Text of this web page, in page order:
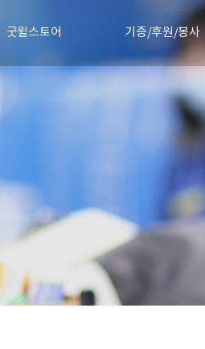
굿윌스토어
CI 소개
조직도
인권 및 윤리 강령
기증/후원/봉사
정기후원신청